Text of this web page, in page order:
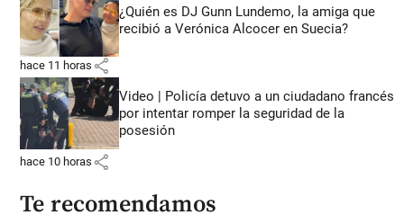
¿Quién es DJ Gunn Lundemo, la amiga que
recibió a Verónica Alcocer en Suecia?
hace 11 horas share
Video | Policía detuvo a un ciudadano francés
por intentar romper la seguridad de la
posesión
hace 10 horas share
Te recomendamos